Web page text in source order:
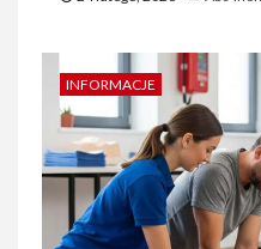
INFORMACJE